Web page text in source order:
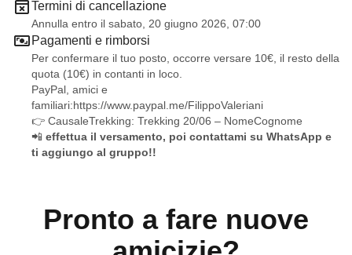
Termini di cancellazione
Annulla entro il sabato, 20 giugno 2026, 07:00
Pagamenti e rimborsi
Per confermare il tuo posto, occorre versare 10€, il resto della
quota (10€) in contanti in loco.
PayPal, amici e
familiari:https://www.paypal.me/FilippoValeriani
👉 CausaleTrekking: Trekking 20/06 – NomeCognome
📲 effettua il versamento, poi contattami su WhatsApp e
ti aggiungo al gruppo!!
Pronto a fare nuove